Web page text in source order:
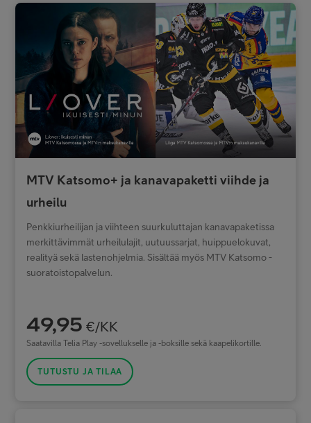
MTV Katsomo+ ja kanavapaketti viihde ja
urheilu
Penkkiurheilijan ja viihteen suurkuluttajan kanavapaketissa
merkittävimmät urheilulajit, uutuussarjat, huippuelokuvat,
realityä sekä lastenohjelmia. Sisältää myös MTV Katsomo -
suoratoistopalvelun.
49,95 €/KK
Saatavilla Telia Play -sovellukselle ja -boksille sekä kaapelikortille.
TUTUSTU JA TILAA